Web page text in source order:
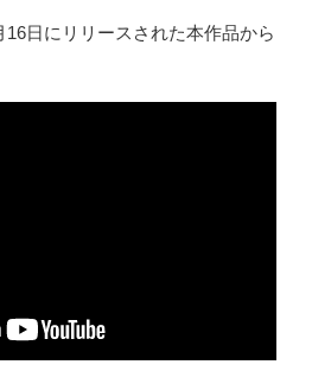
日にリリースされた本作品から